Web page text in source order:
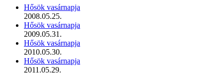
Hősök vasárnapja
2008.05.25.
Hősök vasárnapja
2009.05.31.
Hősök vasárnapja
2010.05.30.
Hősök vasárnapja
2011.05.29.